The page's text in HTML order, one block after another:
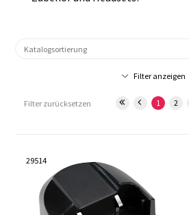
Filter anzeigen
Filter zurücksetzen 1 2
29514